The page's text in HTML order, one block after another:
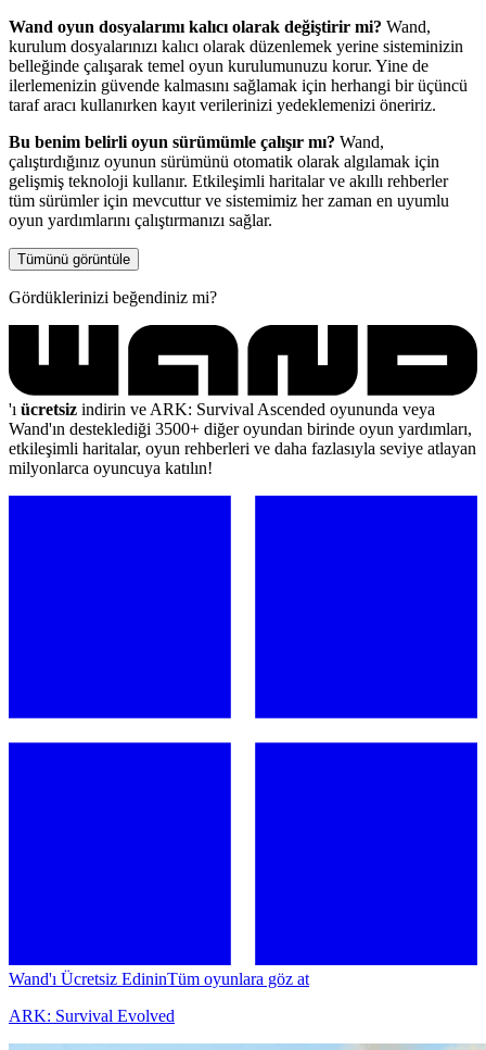
Wand oyun dosyalarımı kalıcı olarak değiştirir mi? Wand,
kurulum dosyalarınızı kalıcı olarak düzenlemek yerine sisteminizin
belleğinde çalışarak temel oyun kurulumunuzu korur. Yine de
ilerlemenizin güvende kalmasını sağlamak için herhangi bir üçüncü
taraf aracı kullanırken kayıt verilerinizi yedeklemenizi öneririz.
Bu benim belirli oyun sürümümle çalışır mı? Wand,
çalıştırdığınız oyunun sürümünü otomatik olarak algılamak için
gelişmiş teknoloji kullanır. Etkileşimli haritalar ve akıllı rehberler
tüm sürümler için mevcuttur ve sistemimiz her zaman en uyumlu
oyun yardımlarını çalıştırmanızı sağlar.
Tümünü görüntüle
Gördüklerinizi beğendiniz mi?
'ı ücretsiz indirin ve ARK: Survival Ascended oyununda veya
Wand'ın desteklediği 3500+ diğer oyundan birinde oyun yardımları,
etkileşimli haritalar, oyun rehberleri ve daha fazlasıyla seviye atlayan
milyonlarca oyuncuya katılın!
Wand'ı Ücretsiz EdininTüm oyunlara göz at
ARK: Survival Evolved